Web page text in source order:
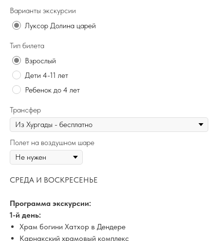
Варианты экскурсии
Луксор Долина царей
Тип билета
Взрослый
Дети 4-11 лет
Ребенок до 4 лет
Трансфер
Полет на воздушном шаре
СРЕДА И ВОСКРЕСЕНЬЕ
Программа экскурсии:
1-й день:
Храм богини Хатхор в Дендере
Карнакский храмовый комплекс